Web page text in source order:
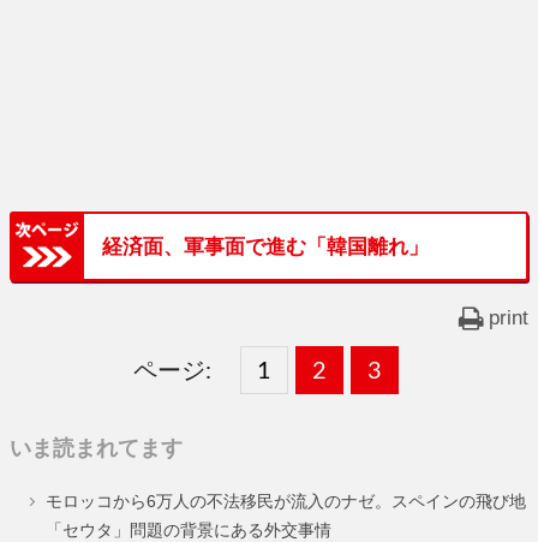
経済面、軍事面で進む「韓国離れ」
print
ページ:
固
ー
1 ,
固
ー
2 ,
固
ー
3
いま読まれてます
モロッコから6万人の不法移民が流入のナゼ。スペインの飛び地
「セウタ」問題の背景にある外交事情